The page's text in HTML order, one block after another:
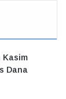
Kasim
Dana